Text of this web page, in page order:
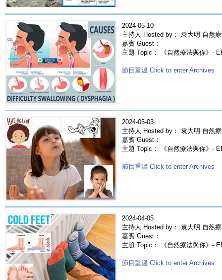
2024-05-10
主持人 Hosted by： 袁大明 自然
嘉賓 Guest：
主題 Topic： 《自然療法與你》-
節目重溫 Click to enter Archives
2024-05-03
主持人 Hosted by： 袁大明 自然
嘉賓 Guest：
主題 Topic： 《自然療法與你》-
節目重溫 Click to enter Archives
2024-04-05
主持人 Hosted by： 袁大明 自然
嘉賓 Guest：
主題 Topic： 《自然療法與你》-
節目重溫 Click to enter Archives